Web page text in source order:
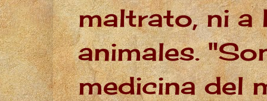
maltrato, ni a
animales.
medicina del